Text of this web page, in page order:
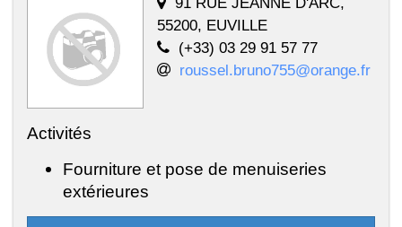
55200, EUVILLE
(+33) 03 29 91 57 77
roussel.bruno755@orange.fr
Activités
Fourniture et pose de menuiseries
extérieures